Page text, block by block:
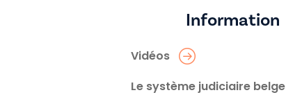
Information
Vidéos
Le système judiciaire belge